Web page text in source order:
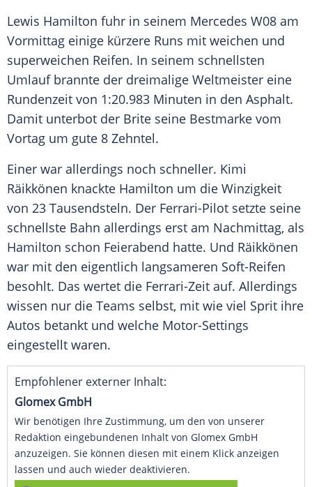
Lewis Hamilton fuhr in seinem Mercedes W08 am
Vormittag einige kürzere Runs mit weichen und
superweichen Reifen. In seinem schnellsten
Umlauf brannte der dreimalige Weltmeister eine
Rundenzeit von 1:20.983 Minuten in den Asphalt.
Damit unterbot der Brite seine Bestmarke vom
Vortag um gute 8 Zehntel.
Einer war allerdings noch schneller. Kimi
Räikkönen knackte Hamilton um die Winzigkeit
von 23 Tausendsteln. Der Ferrari-Pilot setzte seine
schnellste Bahn allerdings erst am Nachmittag, als
Hamilton schon Feierabend hatte. Und Räikkönen
war mit den eigentlich langsameren Soft-Reifen
besohlt. Das wertet die Ferrari-Zeit auf. Allerdings
wissen nur die Teams selbst, mit wie viel Sprit ihre
Autos betankt und welche Motor-Settings
eingestellt waren.
Empfohlener externer Inhalt:
Glomex GmbH
Wir benötigen Ihre Zustimmung, um den von unserer
Redaktion eingebundenen Inhalt von Glomex GmbH
anzuzeigen. Sie können diesen mit einem Klick anzeigen
lassen und auch wieder deaktivieren.